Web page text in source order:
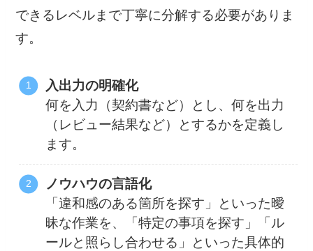
できるレベルまで丁寧に分解する必要がありま
す。
入出力の明確化
何を入力（契約書など）とし、何を出力
（レビュー結果など）とするかを定義し
ます。
ノウハウの言語化
「違和感のある箇所を探す」といった曖
昧な作業を、「特定の事項を探す」「ル
ールと照らし合わせる」といった具体的